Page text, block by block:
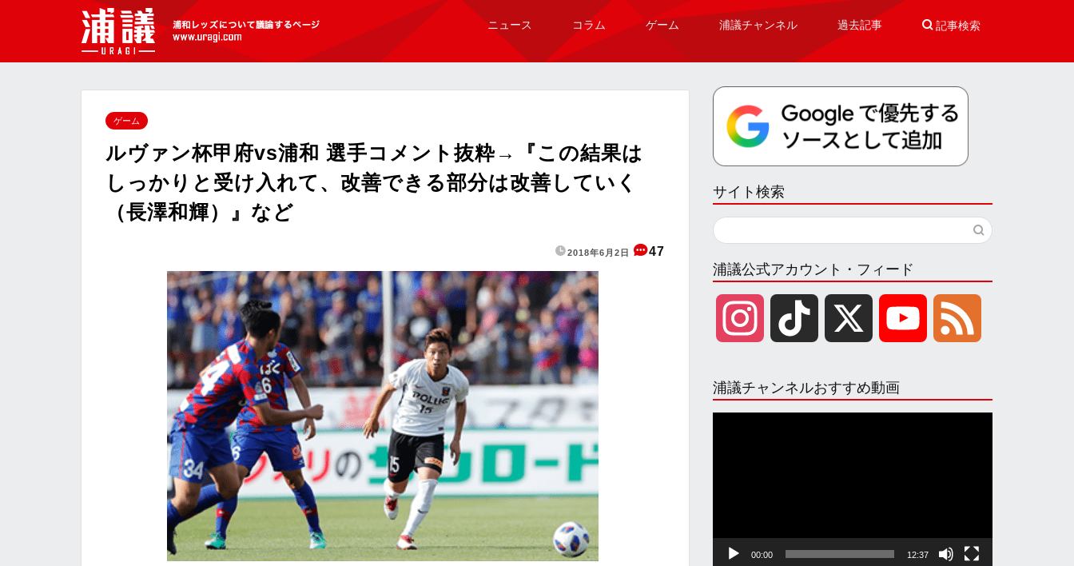
[浦議]浦和レッズについて議論するペ
ニュース コラム ゲーム 浦議チャンネル 過去記事  記事検索
ゲーム
ルヴァン杯甲府vs浦和 選手コメント抜粋→『この結果は
しっかりと受け入れて、改善できる部分は改善していく
（長澤和輝）』など
2018年6月2日 47
サイト検索
浦議公式アカウント・フィード
s
g
k
k
u
b
e
浦議チャンネルおすすめ動画
00:00 12:37